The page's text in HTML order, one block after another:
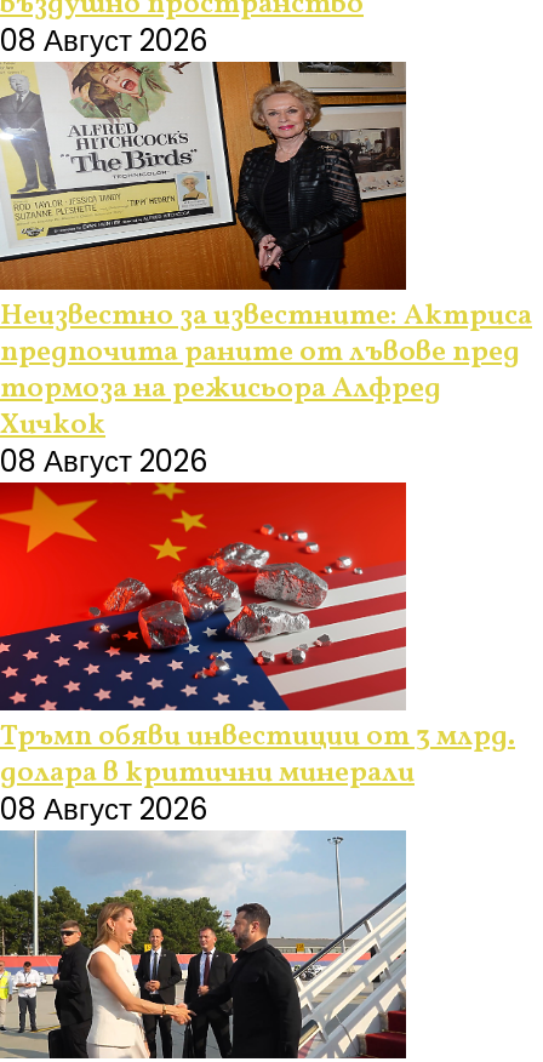
08 Август 2026
Неизвестно за известните: Актриса
предпочита раните от лъвове пред
тормоза на режисьора Алфред
Хичкок
08 Август 2026
Тръмп обяви инвестиции от 3 млрд.
долара в критични минерали
08 Август 2026